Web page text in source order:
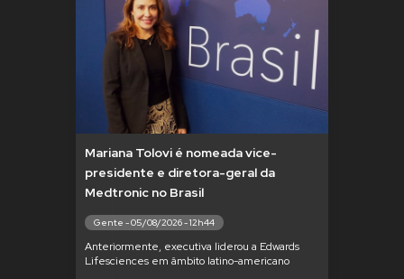
Mariana Tolovi é nomeada vice-
presidente e diretora-geral da
Medtronic no Brasil
Gente - 05/08/2026 - 12h44
Anteriormente, executiva liderou a Edwards
Lifesciences em âmbito latino-americano